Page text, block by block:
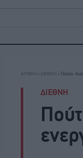
ΑΡΧΙΚΗ » ΔΙΕΘΝΗ » Πούτιν:
ΔΙΕΘΝΗ